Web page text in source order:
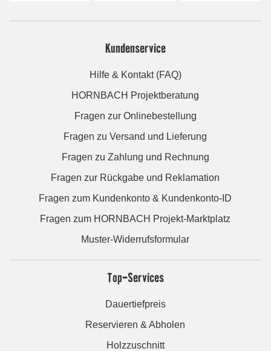
Kundenservice
Hilfe & Kontakt (FAQ)
HORNBACH Projektberatung
Fragen zur Onlinebestellung
Fragen zu Versand und Lieferung
Fragen zu Zahlung und Rechnung
Fragen zur Rückgabe und Reklamation
Fragen zum Kundenkonto & Kundenkonto-ID
Fragen zum HORNBACH Projekt-Marktplatz
Muster-Widerrufsformular
Top-Services
Dauertiefpreis
Reservieren & Abholen
Holzzuschnitt